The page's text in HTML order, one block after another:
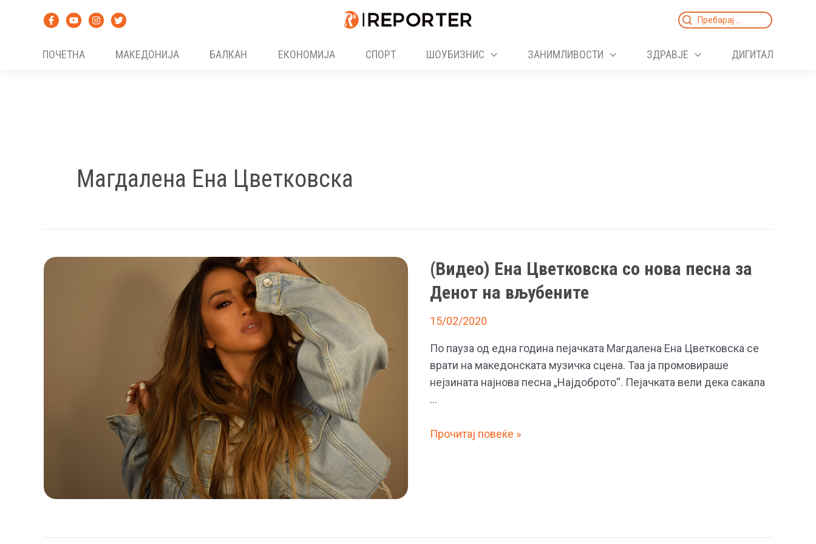
Search
ПОЧЕТНА
МАКЕДОНИЈА БАЛКАН ЕКОНОМИЈА СПОРТ ШОУБИЗНИС ЗАНИМЛИВОСТИ ЗДРАВЈЕ ДИГИТАЛ
Магдалена Ена Цветковска
(Видео) Ена Цветковска со нова песна за
Денот на вљубените
15/02/2020
По пауза од една година пејачката Магдалена Ена Цветковска се
врати на македонската музичка сцена. Таа ја промовираше
нејзината најнова песна „Најдоброто“. Пејачката вели дека сакала
…
(Видео)
за
Прочитај повеќе »